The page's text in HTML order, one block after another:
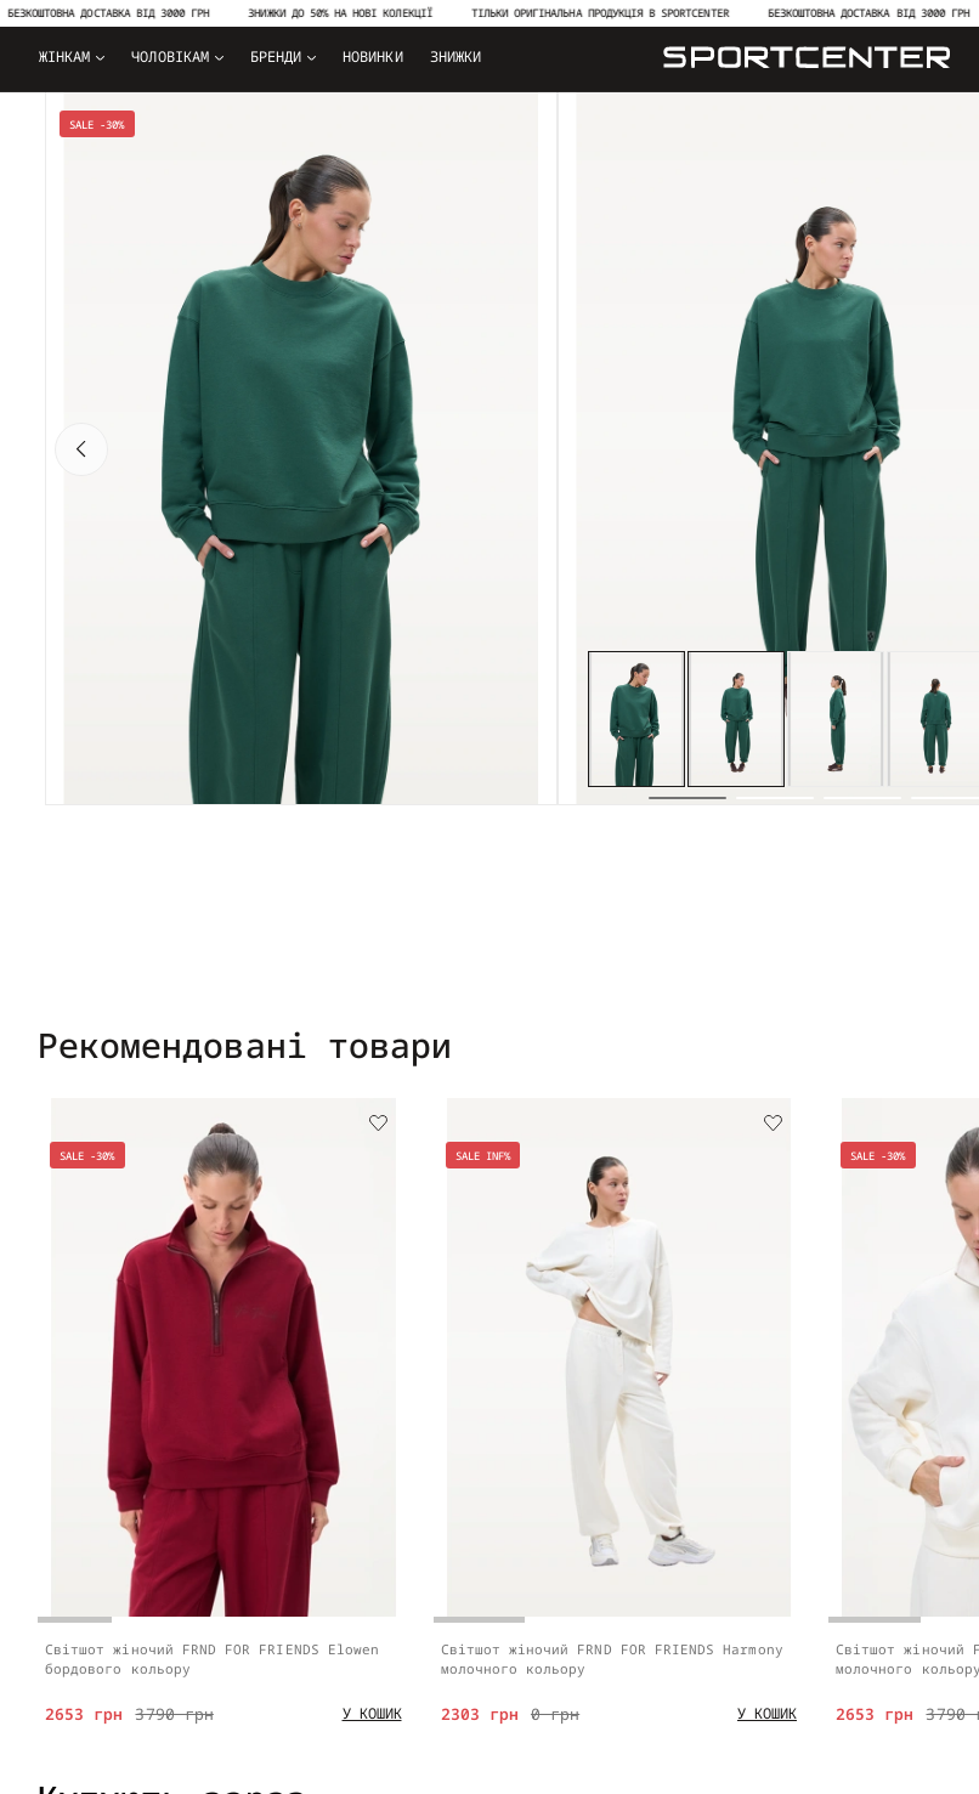
ДОСТАВКА ВІД 3000 ГРН ЗНИЖКИ ДО 50% НА НОВІ КОЛЕКЦІЇ ТІЛЬКИ ОРИГІНАЛЬНА ПРОДУКЦІЯ В SPORTCENTER БЕЗКОШТОВНА ДОСТАВКА ВІД 3000 ГРН
ЖІНКАМ ЧОЛОВІКАМ БРЕНДИ НОВИНКИ ЗНИЖКИ
SALE -30%
Рекомендовані товари
SALE -30%
Світшот жіночий FRND FOR FRIENDS Elowen
бордового кольору
3790 грн
2653 грн У КОШИК
SALE INF%
Світшот жіночий FRND FOR FRIENDS Harmony
молочного кольору
0 грн
2303 грн У КОШИК
SALE -30%
Світшот жіночий
молочного кольору
3790
2653 грн